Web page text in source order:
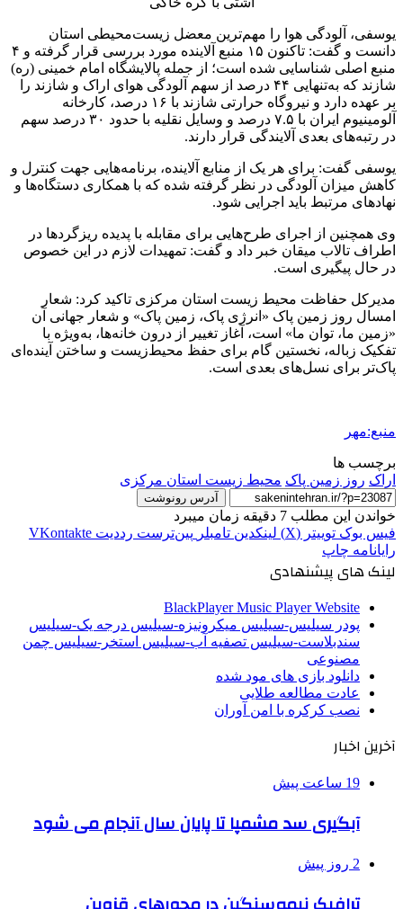
یوسفی، آلودگی هوا را مهم‌ترین معضل زیست‌محیطی استان
دانست و گفت: تاکنون ۱۵ منبع آلاینده مورد بررسی قرار گرفته و ۴
منبع اصلی شناسایی شده است؛ از جمله پالایشگاه امام خمینی (ره)
شازند که به‌تنهایی ۴۴ درصد از سهم آلودگی هوای اراک و شازند را
بر عهده دارد و نیروگاه حرارتی شازند با ۱۶ درصد، کارخانه
آلومینیوم ایران با ۷.۵ درصد و وسایل نقلیه با حدود ۳۰ درصد سهم
در رتبه‌های بعدی آلایندگی قرار دارند.
یوسفی گفت: برای هر یک از منابع آلاینده، برنامه‌هایی جهت کنترل و
کاهش میزان آلودگی در نظر گرفته شده که با همکاری دستگاه‌ها و
نهادهای مرتبط باید اجرایی شود.
وی همچنین از اجرای طرح‌هایی برای مقابله با پدیده ریزگردها در
اطراف تالاب میقان خبر داد و گفت: تمهیدات لازم در این خصوص
در حال پیگیری است.
مدیرکل حفاظت محیط زیست استان مرکزی تاکید کرد: شعار
امسال روز زمین پاک «انرژی پاک، زمین پاک» و شعار جهانی آن
«زمین ما، توان ما» است، آغاز تغییر از درون خانه‌ها، به‌ویژه با
تفکیک زباله، نخستین گام برای حفظ محیط‌زیست و ساختن آینده‌ای
پاک‌تر برای نسل‌های بعدی است.
منبع:مهر
برچسب ها
اراک روز زمین پاک محیط زیست استان مرکزی
آدرس رونوشت
خواندن این مطلب 7 دقیقه زمان میبرد
فیس بوک توییتر (X) لینکدین ‫تامبلر ‫پین‌ترست ‫رددیت ‫VKontakte
رایانامه چاپ
لینک های پیشنهادی
BlackPlayer Music Player Website
پودر سیلیس-سیلیس میکرونیزه-سیلیس درجه یک-سیلیس
سندبلاست-سیلیس تصفیه آب-سیلیس استخر-سیلیس چمن
مصنوعی
دانلود بازی های مود شده
عادت مطالعه طلایی
نصب کرکره با امن آوران
آخرین اخبار
19 ساعت پیش
آبگیری سد مشمپا تا پایان سال آنجام می شود
2 روز پیش